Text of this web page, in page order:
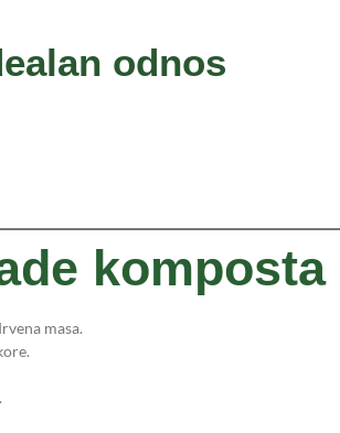
odnos
komposta
masa.